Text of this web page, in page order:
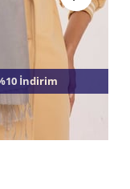
İndirim